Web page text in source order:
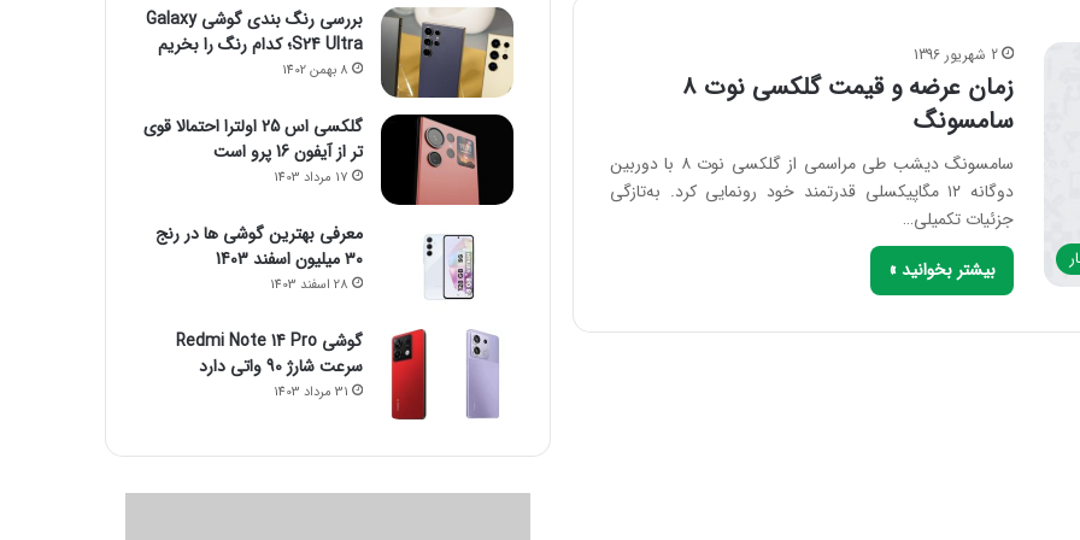
2 شهریور 1396
زمان عرضه و قیمت گلکسی نوت ۸
سامسونگ
سامسونگ دیشب طی مراسمی از گلکسی نوت ۸ با دوربین
دوگانه ۱۲ مگاپیکسلی قدرتمند خود رونمایی کرد. به‌تازگی
جزئیات تکمیلی…
بیشتر بخوانید »
بررسی رنگ بندی گوشی Galaxy
S24 Ultra؛ کدام رنگ را بخریم
8 بهمن 1402
گلکسی اس 25 اولترا احتمالا قوی
تر از آیفون 16 پرو است
17 مرداد 1403
معرفی بهترین گوشی ها در رنج
۳۰ میلیون اسفند 1403
28 اسفند 1403
گوشی Redmi Note 14 Pro
سرعت شارژ 90 واتی دارد
31 مرداد 1403